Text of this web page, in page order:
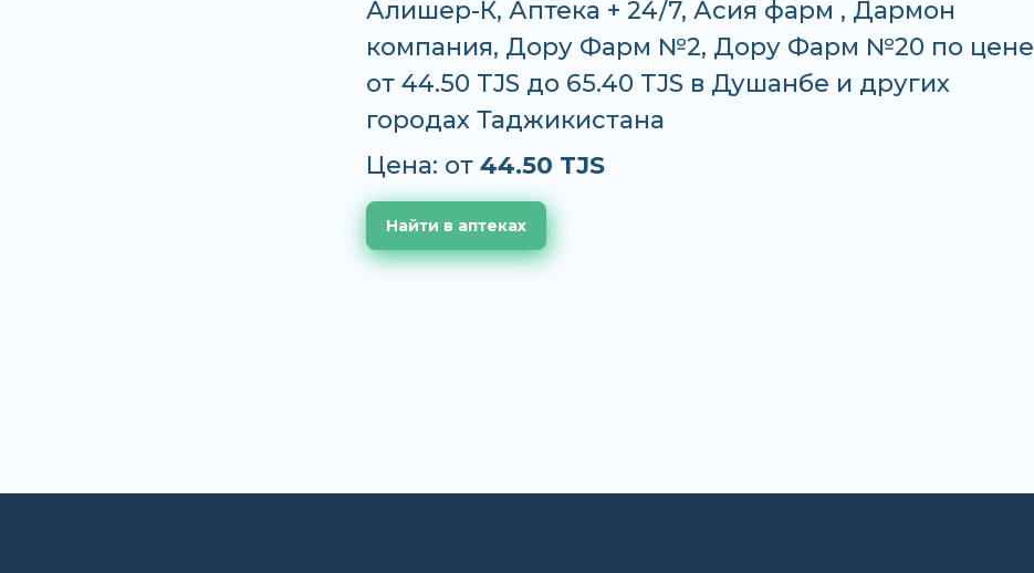
Алишер-К, Аптека + 24/7, Асия фарм , Дармон
компания, Дору Фарм №2, Дору Фарм №20 по цене
от 44.50 TJS до 65.40 TJS в Душанбе и других
городах Таджикистана
Цена: от 44.50 TJS
Найти в аптеках